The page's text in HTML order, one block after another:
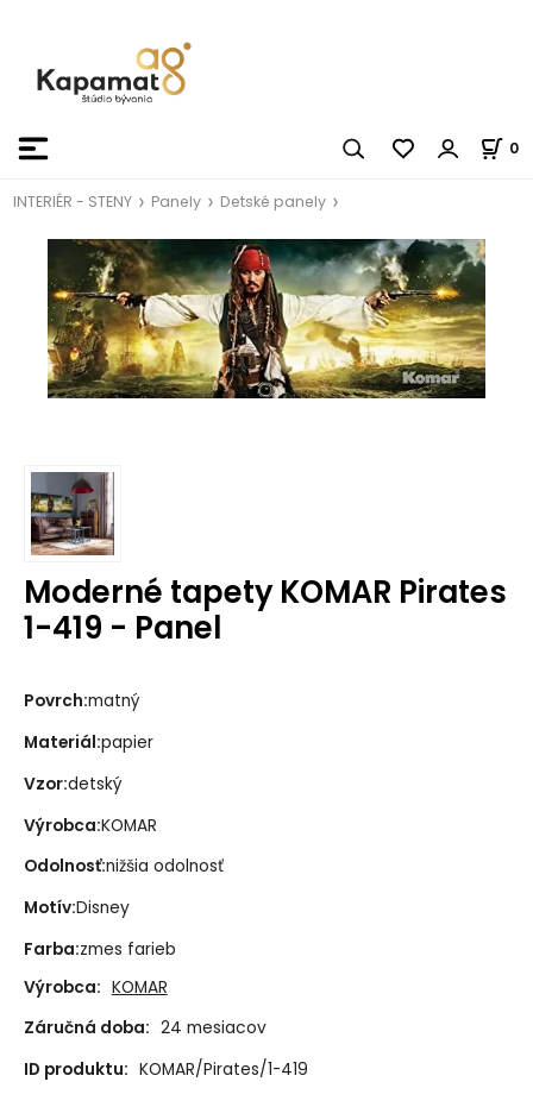
0
INTERIÉR - STENY Panely Detské panely
Moderné tapety KOMAR Pirates
1-419 - Panel
Povrch:matný
Materiál:papier
Vzor:detský
Výrobca:KOMAR
Odolnosť:nižšia odolnosť
Motív:Disney
Farba:zmes farieb
Výrobca: KOMAR
Záručná doba: 24 mesiacov
ID produktu: KOMAR/Pirates/1-419